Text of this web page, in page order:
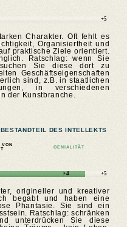
+5
Charakter. Oft fehlt es
Organisiertheit und
praktische Ziele orientiert.
Ratschlag: wenn Sie
Sie diese dort zu
Geschäftseigenschaften
sind, z.B. in staatlichen
in verschiedenen
der Kunstbranche.
DES INTELLEKTS
GENIALITÄT
+4 +5
origineller und kreativer
begabt und haben eine
Phantasie. Sie sind ein
Ratschlag: schränken
unterdrücken Sie diese